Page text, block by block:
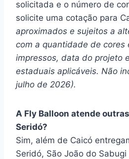
solicitada e o número de
solicite uma cotação para
aproximados e sujeitos a
com a quantidade de cores
impressos, data do projeto
estaduais aplicáveis. Não
julho de 2026).
A Fly Balloon atende
Seridó?
Sim, além de Caicó
Seridó, São João do